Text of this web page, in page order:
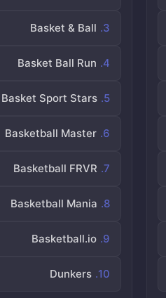
Basket & Ball
Basket Ball Run
Basket Sport Stars
Basketball Master
Basketball FRVR
Basketball Mania
Basketball.io
Dunkers